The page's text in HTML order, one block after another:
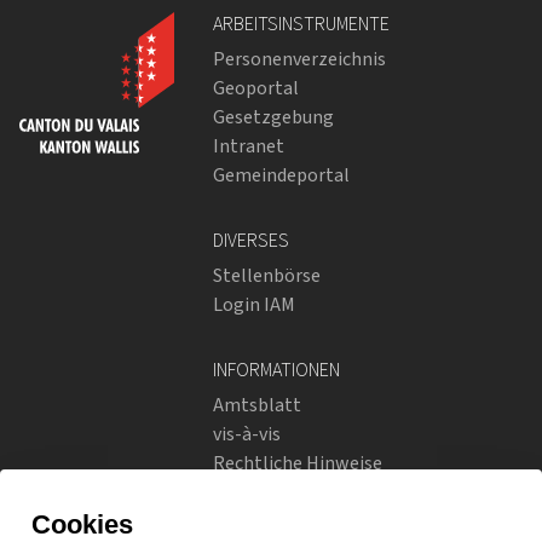
ARBEITSINSTRUMENTE
Personenverzeichnis
Geoportal
Gesetzgebung
Intranet
Gemeindeportal
DIVERSES
Stellenbörse
Login IAM
INFORMATIONEN
Amtsblatt
vis-à-vis
Rechtliche Hinweise